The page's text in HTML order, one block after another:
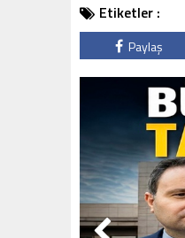
Etiketler :
Paylaş